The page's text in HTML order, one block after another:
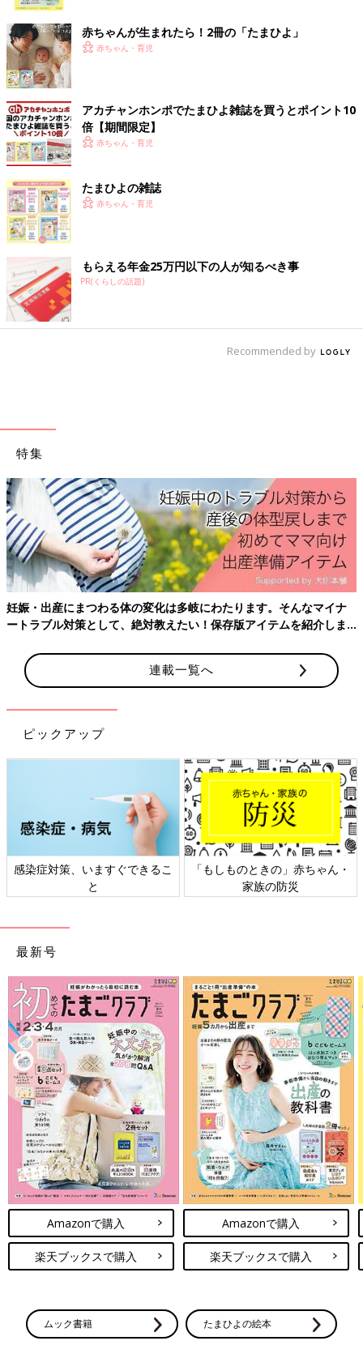
出典：Instagramアカウント「anna_no_ouchi」
anna_no_ouchiさんは、無印良品の「やわらかポリエチレンケー
ス」にレゴを入れ、ソファー下に収納しています。作ったレゴ
は、同じく無印良品の「壁に取り付けられる家具棚」に飾ってい
マット付き収納にレゴを収納
出典：Instagramアカウント「home_qui3」
し入れすることができそうですね。
セリア「子どもが自分で片付けられる」
超優秀！おもちゃ収納に使えるアイテム
4選
子どもがいるとおもちゃがどんどん増えていき
ますが、おもちゃをすっきりかつ使いやすく収
納するのは難しいですよね。そこで今回は、お
もちゃ収納に使えるセリアの超優秀アイテムを
ご紹介します♪ おもちゃ収納に悩んでいる人
は、ぜひ参考にしてみてくださいね。
今回はインスタグラムの投稿より、レゴの収納アイデアをご紹介
しました。収納アイテムもたくさんの種類があり、色ごとや形ご
と、いろいろな収納方法がありますね。
(文：まり)
●記事内容でご紹介している投稿、リンク先は、削除される場合
があります。あらかじめご了承ください。
●記事の内容は記載当時の情報であり、現在と異なる場合があり
ます。
赤ちゃんが生まれたら！2冊の「たまひよ」
赤ちゃん・育児
アカチャンホンポでたまひよ雑誌を買うとポイント10
倍【期間限定】
赤ちゃん・育児
たまひよの雑誌
赤ちゃん・育児
もらえる年金25万円以下の人が知るべき事
PR(くらしの話題)
Recommended by
特集
妊娠・出産にまつわる体の変化は多岐にわたります。そんなマイナ
ートラブル対策として、絶対教えたい！保存版アイテムを紹介しま
連載一覧へ
ピックアップ
感染症対策、いますぐできるこ
と
「もしものときの」赤ちゃん・
家族の防災
最新号
Amazonで購入
楽天ブックスで購入
Amazonで購入
楽天ブックスで購入
ムック書籍 たまひよの絵本